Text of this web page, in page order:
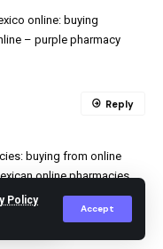
Policy
Accept
online: buying
– purple pharmacy
buying from online
online pharmacies
Reply
Reply